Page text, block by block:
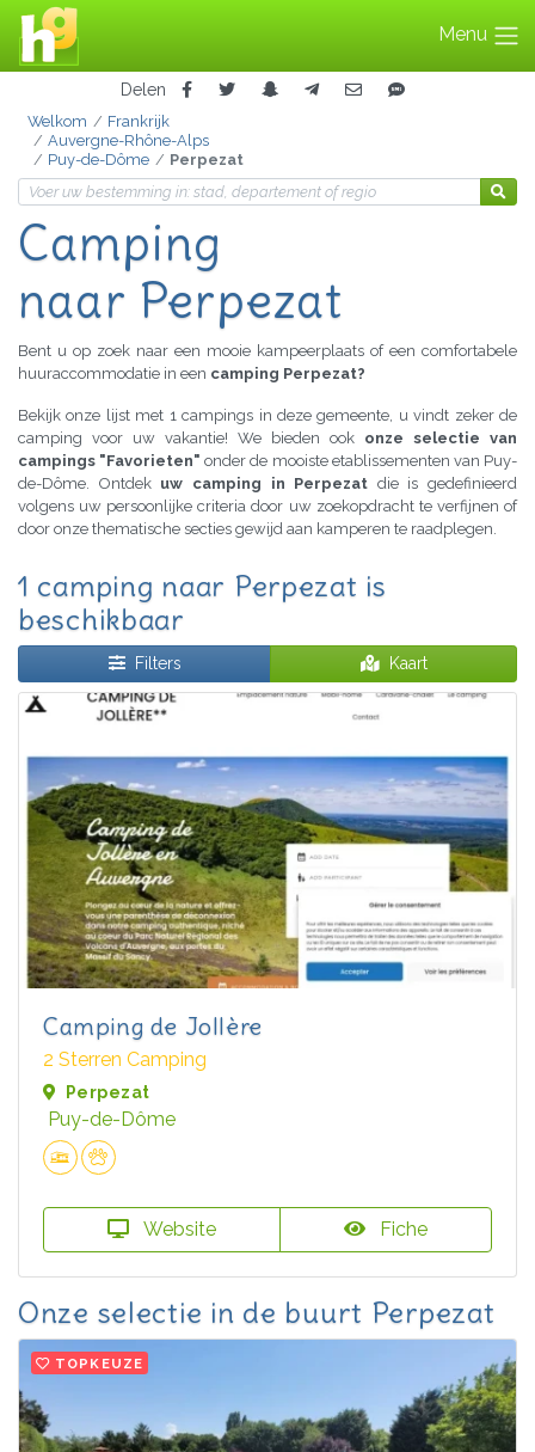
Menu
Delen
Welkom
Frankrijk
Auvergne-Rhône-Alps
Puy-de-Dôme
Perpezat
Camping
naar Perpezat
Bent u op zoek naar een mooie kampeerplaats of een comfortabele
huuraccommodatie in een camping Perpezat?
Bekijk onze lijst met 1 campings in deze gemeente, u vindt zeker de
camping voor uw vakantie! We bieden ook onze selectie van
campings "Favorieten" onder de mooiste etablissementen van Puy-
de-Dôme. Ontdek uw camping in Perpezat die is gedefinieerd
volgens uw persoonlijke criteria door uw zoekopdracht te verfijnen of
door onze thematische secties gewijd aan kamperen te raadplegen.
1 camping naar Perpezat is
beschikbaar
Filters Kaart
Camping de Jollère
2 Sterren Camping
Perpezat
Puy-de-Dôme
Website Fiche
Onze selectie in de buurt Perpezat
TOPKEUZE